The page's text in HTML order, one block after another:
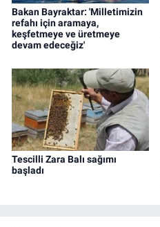
Bakan Bayraktar: 'Milletimizin
refahı için aramaya,
keşfetmeye ve üretmeye
devam edeceğiz'
Tescilli Zara Balı sağımı
başladı